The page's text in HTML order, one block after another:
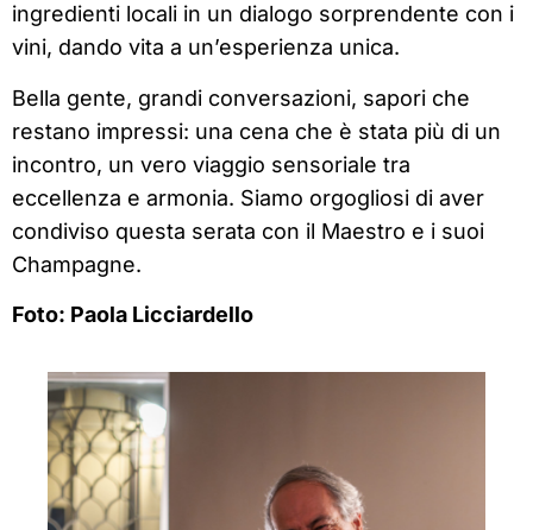
ingredienti locali in un dialogo sorprendente con i
vini, dando vita a un’esperienza unica.
Bella gente, grandi conversazioni, sapori che
restano impressi: una cena che è stata più di un
incontro, un vero viaggio sensoriale tra
eccellenza e armonia. Siamo orgogliosi di aver
condiviso questa serata con il Maestro e i suoi
Champagne.
Foto: Paola Licciardello